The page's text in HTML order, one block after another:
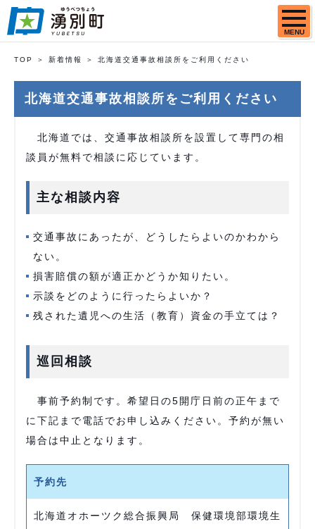
MENU
TOP 新着情報 北海道交通事故相談所をご利用ください
北海道交通事故相談所をご利用ください
北海道では、交通事故相談所を設置して専門の相
談員が無料で相談に応じています。
主な相談内容
交通事故にあったが、どうしたらよいのかわから
ない。
損害賠償の額が適正かどうか知りたい。
示談をどのように行ったらよいか？
残された遺児への生活（教育）資金の手立ては？
巡回相談
事前予約制です。希望日の5開庁日前の正午まで
に下記まで電話でお申し込みください。予約が無い
場合は中止となります。
予約先
北海道オホーツク総合振興局 保健環境部環境生